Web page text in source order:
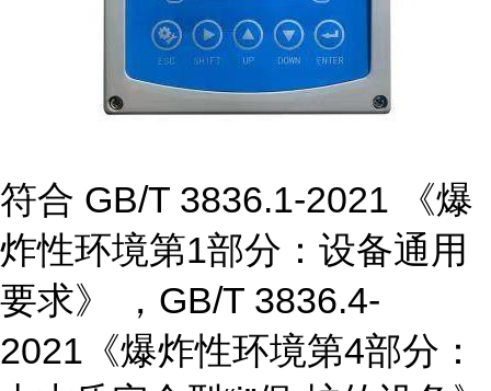
符合 GB/T 3836.1-2021 《爆
炸性环境第1部分：设备通用
要求》 ，GB/T 3836.4-
2021《爆炸性环境第4部分：